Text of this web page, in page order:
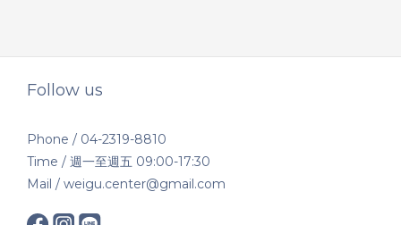
Follow us
Phone / 04-2319-8810
Time / 週一至週五 09:00-17:30
Mail / weigu.center@gmail.com